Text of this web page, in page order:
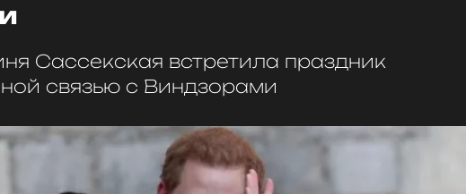
Сассекская встретила праздник
связью с Виндзорами